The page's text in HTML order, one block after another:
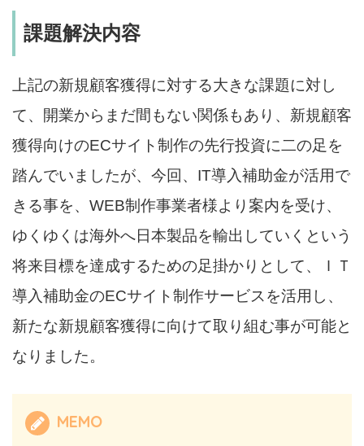
課題解決内容
上記の新規顧客獲得に対する大きな課題に対し
て、開業からまだ間もない関係もあり、新規顧客
獲得向けのECサイト制作の先行投資に二の足を
踏んでいましたが、今回、IT導入補助金が活用で
きる事を、WEB制作事業者様より案内を受け、
ゆくゆくは海外へ日本製品を輸出していくという
将来目標を達成するための足掛かりとして、ＩＴ
導入補助金のECサイト制作サービスを活用し、
新たな新規顧客獲得に向けて取り組む事が可能と
なりました。
MEMO